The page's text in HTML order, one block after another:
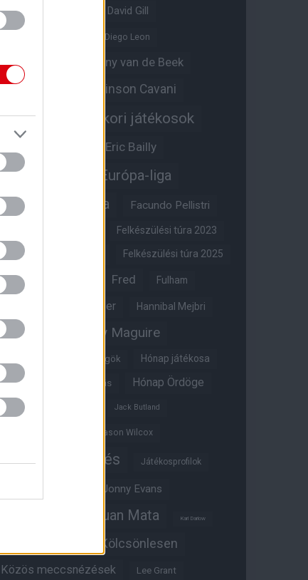
David De Gea David Gill
Diego Leon
Diogo Dalot
Donny van de Beek
Edinson Cavani
Edzői stáb Egykori játékosok
Eric Bailly
Erik ten Hag Európa-liga
Everton FA-kupa Facundo Pellistri
Felkészülési túra 2023
Felkészülési túra 2024 Felkészülési túra 2025
Felkészülési túra 2026 Fred Fulham
Glazer Hannibal Mejbri
Harry Amass Harry Maguire
Híres magyar Vörös Ördögök Hónap játékosa
Hónap legjobbja szavazás Hónap Ördöge
Hull City Jack Butland
Jason Wilcox
Játékosértékelés Játékosprofilok
Jonny Evans
Juan Mata Karl Darlow
Kölcsönlesen
Közös meccsnézések Lee Grant